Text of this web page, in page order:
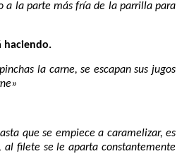
a la parte más fría de la parrilla para
haciendo.
la carne, se escapan sus jugos
que se empiece a caramelizar, es
al filete se le aparta constantemente